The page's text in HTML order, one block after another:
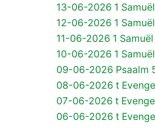
13-06-2026 1
12-06-2026 1
11-06-2026 1
10-06-2026 1
09-06-2026 Psaalm
08-06-2026 t
07-06-2026 t
06-06-2026 t